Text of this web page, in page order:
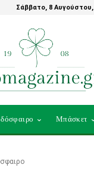
Σάββατο, 8 Αυγούστου,
Μπάσκετ